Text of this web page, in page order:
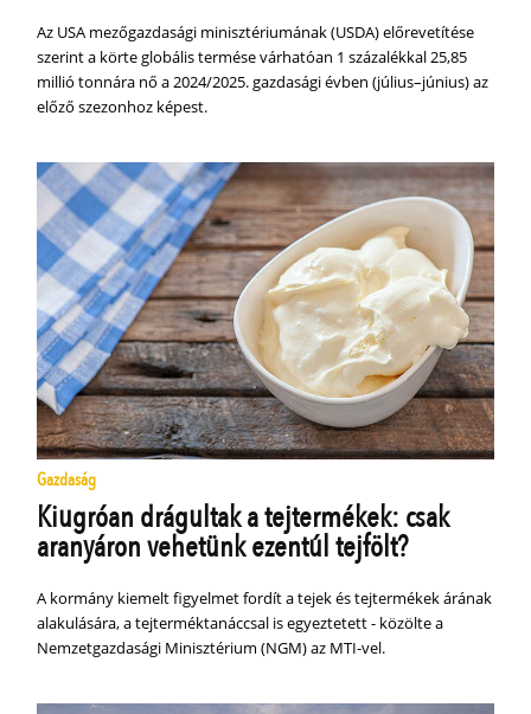
Az USA mezőgazdasági minisztériumának (USDA) előrevetítése
szerint a körte globális termése várhatóan 1 százalékkal 25,85
millió tonnára nő a 2024/2025. gazdasági évben (július–június) az
előző szezonhoz képest.
Gazdaság
Kiugróan drágultak a tejtermékek: csak
aranyáron vehetünk ezentúl tejfölt?
A kormány kiemelt figyelmet fordít a tejek és tejtermékek árának
alakulására, a tejterméktanáccsal is egyeztetett - közölte a
Nemzetgazdasági Minisztérium (NGM) az MTI-vel.